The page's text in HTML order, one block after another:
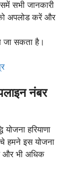
सभी जानकारी
अपलोड करें और
जा सकता है।
नंबर
हरियाणा
हमने इस योजना
और भी अधिक